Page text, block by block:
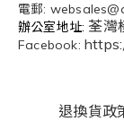
電郵:
辦公室地址: 荃灣
Facebook:
退換貨政